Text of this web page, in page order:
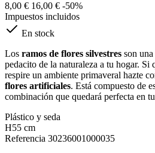
8,00 € 16,00 € -50%
Impuestos incluidos
En stock
Los ramos de flores silvestres son
pedacito de la naturaleza a tu hogar. Si
respire un ambiente primaveral hazte
flores artificiales. Está compuesto de
combinación que quedará perfecta en
Plástico y seda
H55 cm
Referencia 30236001000035